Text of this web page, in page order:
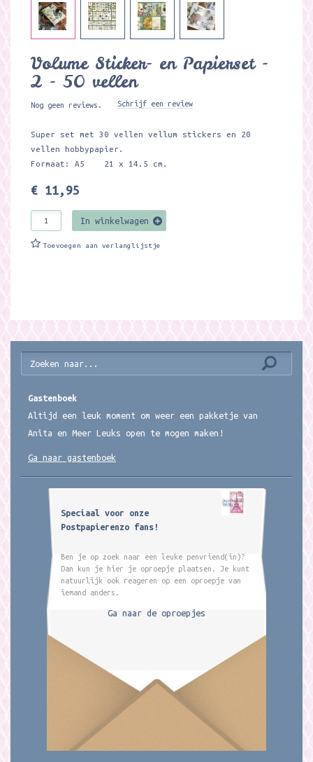
Volume Sticker- en Papierset -
2 - 50 vellen
Nog geen reviews. Schrijf een review
Super set met 30 vellen vellum stickers en 20
vellen hobbypapier.
Formaat: A5 21 x 14.5 cm.
€ 11,95
In winkelwagen
Toevoegen aan verlanglijstje
Gastenboek
Altijd een leuk moment om weer een pakketje van
Anita en Meer Leuks open te mogen maken!
Ga naar gastenboek
Speciaal voor onze
Postpapierenzo fans!
Ben je op zoek naar een leuke penvriend(in)?
Dan kun je hier je oproepje plaatsen. Je kunt
natuurlijk ook reageren op een oproepje van
iemand anders.
Ga naar de oproepjes